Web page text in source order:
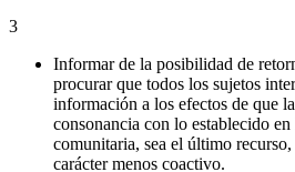
3
Informar de la posibilidad de
procurar que todos los sujetos
información a los efectos de que
consonancia con lo establecido
comunitaria, sea el último
carácter menos coactivo.